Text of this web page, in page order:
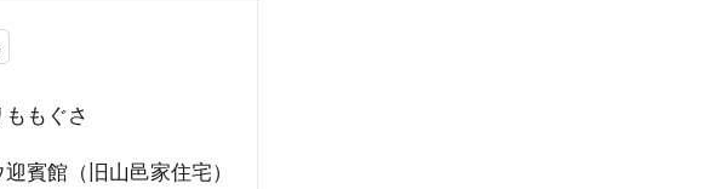
もぐさ
賓館（旧山邑家住宅）